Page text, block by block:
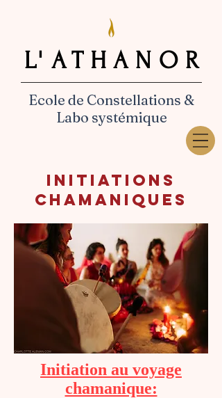
L'ATHANOR
L'ATHANOR
Ecole de Constellations &
Labo systémique
I NITIATIONS
CHAMANIQUES
Initiation au voyage
chamanique: